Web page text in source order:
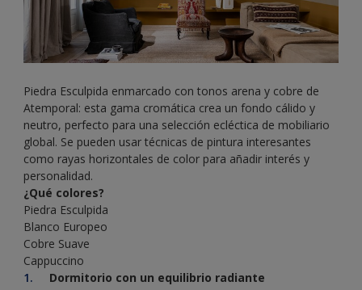
Piedra Esculpida enmarcado con tonos arena y cobre de
Atemporal: esta gama cromática crea un fondo cálido y
neutro, perfecto para una selección ecléctica de mobiliario
global. Se pueden usar técnicas de pintura interesantes
como rayas horizontales de color para añadir interés y
personalidad.
¿Qué colores?
Piedra Esculpida
Blanco Europeo
Cobre Suave
Cappuccino
Dormitorio con un equilibrio radiante